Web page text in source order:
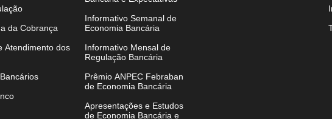
da Cobrança
Atendimento dos
Informativo Semanal de
Economia Bancária
Informativo Mensal de
Regulação Bancária
Prêmio ANPEC Febraban
de Economia Bancária
Apresentações e Estudos
de Economia Bancária e